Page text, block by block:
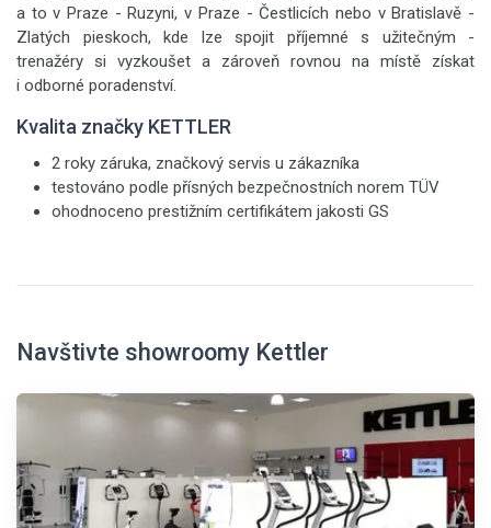
a to v Praze - Ruzyni, v Praze - Čestlicích nebo v Bratislavě -
Zlatých pieskoch, kde lze spojit příjemné s užitečným -
trenažéry si vyzkoušet a zároveň rovnou na místě získat
i odborné poradenství.
Kvalita značky KETTLER
2 roky záruka, značkový servis u zákazníka
testováno podle přísných bezpečnostních norem TÜV
ohodnoceno prestižním certifikátem jakosti GS
Navštivte showroomy Kettler